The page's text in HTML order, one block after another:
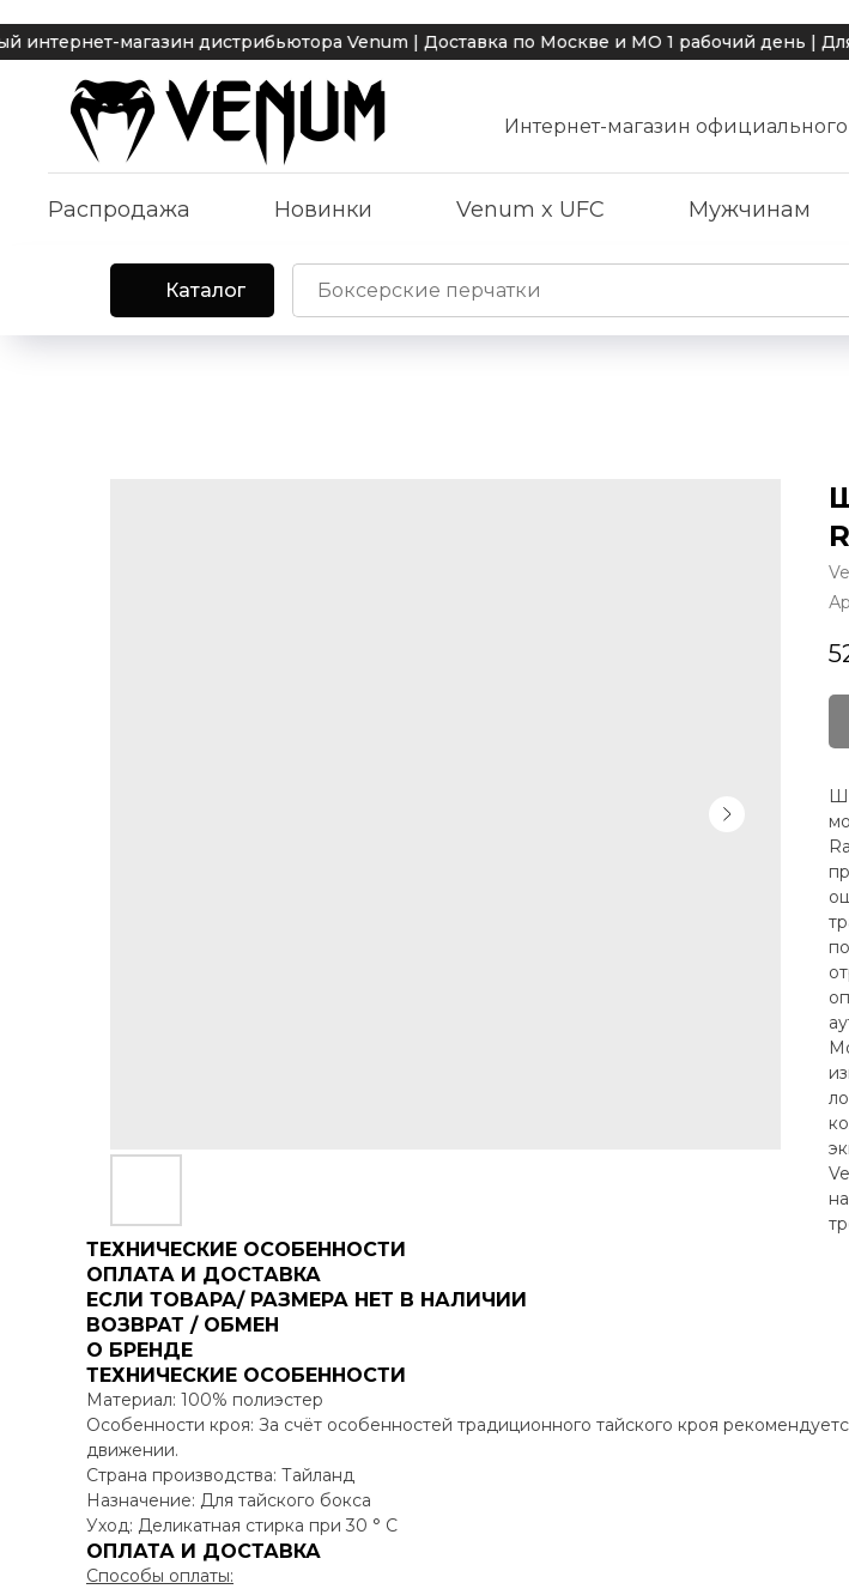
магазин дистрибьютора Venum | Доставка по Москве и МО 1 рабочий день | Для
Интернет-магазин
Распродажа Новинки Venum x UFC Мужчинам
Каталог
ТЕХНИЧЕСКИЕ ОСОБЕННОСТИ
ОПЛАТА И ДОСТАВКА
ЕСЛИ ТОВАРА/ РАЗМЕРА НЕТ В НАЛИЧИИ
ВОЗВРАТ / ОБМЕН
О БРЕНДЕ
ТЕХНИЧЕСКИЕ ОСОБЕННОСТИ
Материал: 100% полиэстер
Особенности кроя: За счёт особенностей традиционного тайского кроя
движении.
Cтрана производства: Тайланд
Назначение: Для тайского бокса
Уход: Деликатная стирка при 30 ° C
ОПЛАТА И ДОСТАВКА
Способы оплаты: